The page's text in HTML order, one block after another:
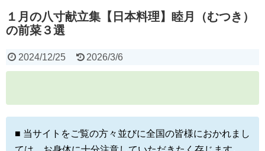
１月の八寸献立集【日本料理】睦月（むつき）
の前菜３選
2024/12/25 2026/3/6
■ 当サイトをご覧の方々並びに全国の皆様におかれまし